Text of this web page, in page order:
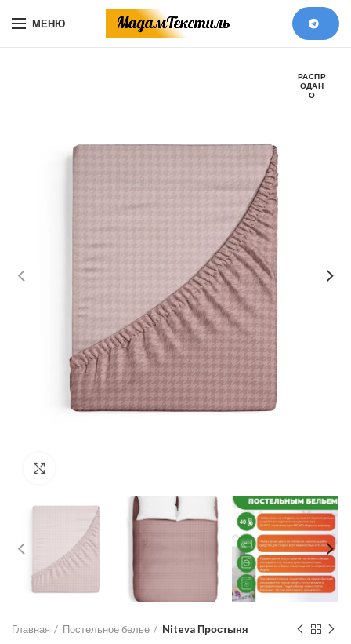
МЕНЮ
РАСПР
ОДАН
О
Главная Постельное белье Niteva Простыня